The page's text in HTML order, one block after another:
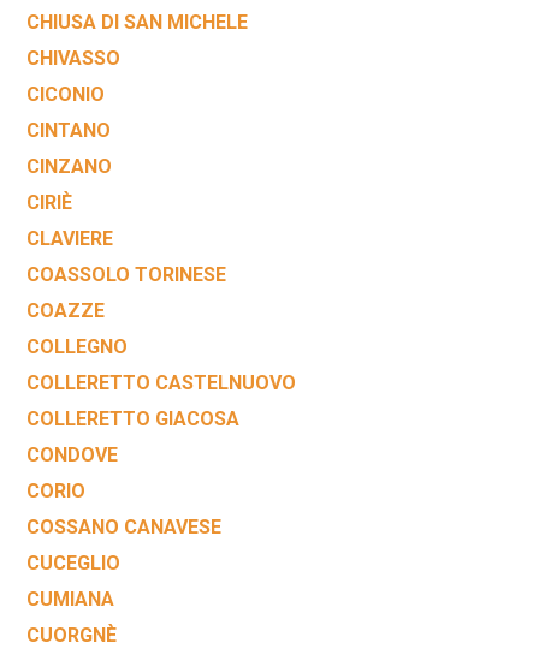
CHIUSA DI SAN MICHELE
CHIVASSO
CICONIO
CINTANO
CINZANO
CIRIÈ
CLAVIERE
COASSOLO TORINESE
COAZZE
COLLEGNO
COLLERETTO CASTELNUOVO
COLLERETTO GIACOSA
CONDOVE
CORIO
COSSANO CANAVESE
CUCEGLIO
CUMIANA
CUORGNÈ